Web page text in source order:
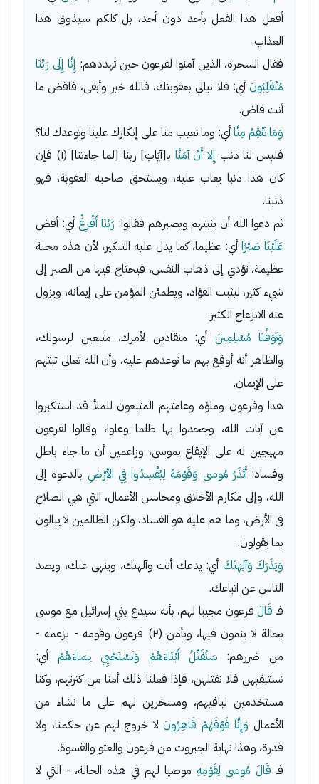
أفعل هذا الفعل بأحد دون أحد، بل كلكم سيذوق هذا
العذاب.
فقال السحرة، الذين آمنوا لفرعون حين تهددهم: إِنَّا إِلَى رَبِّنَا
مُنْقَلِبُونَ أي: فلا نبالي بعقوبتك، فالله خير وأبقى، فاقض ما
أنت قاض.
وَمَا تَنْقِمُ مِنَّاأي: وما تعيب منا على إنكارك علينا وتوعدك لنا؟
فليس لنا ذنب إِلا أَنْ آمَنَّا
بـ[آيَاتِ] ربنا [لما جاءتنا] (١) فإن
كان هذا ذنبا يعاب عليه، ويستحق صاحبه العقوبة، فهو
ذنبنا.
ثم دعوا الله أن يثبتهم ويصبرهم فقالوا: رَبَّنَا أَفْرِغْ أي: أفض
عَلَيْنَا صَبْرًا أي: عظيما، كما يدل عليه التنكير، لأن هذه محنة
عظيمة، تؤدي إلى ذهاب النفس، فيحتاج فيها من الصبر إلى
شيء كثير، ليثبت الفؤاد، ويطمئن المؤمن على إيمانه، ويزول
عنه الانزعاج الكثير.
وَتَوَفَّنَا مُسْلِمِينَ أي: منقادين لأمرك، متبعين لرسولك،
والظاهر أنه أوقع بهم ما توعدهم عليه، وأن الله تعالى ثبتهم
على الإيمان.
هذا وفرعون وملؤه وعامتهم المتبعون للملأ قد استكبروا
عن آيات الله، وجحدوا بها ظلما وعلوا، وقالوا لفرعون
مهيجين له على الإيقاع بموسى، وزاعمين أن ما جاء باطل
وفساد:أَتَذَرُ مُوسَى وَقَوْمَهُ لِيُفْسِدُوا فِي الأرْضِ بالدعوة إلى
الله، وإلى مكارم الأخلاق ومحاسن الأعمال، التي هي الصلاح
في الأرض، وما هم عليه هو الفساد، ولكن الظالمين لا يبالون
بما يقولون.
وَيَذَرَكَ وَآلِهَتَكَ أي: يدعك أنت وآلهتك، وينهى عنك، ويصد
الناس عن اتباعك.
فـ قَالَفرعون مجيبا لهم، بأنه سيدع بني إسرائيل مع موسى
بحالة لا ينمون فيها، ويأمن (٢) فرعون وقومه - بزعمه -
من ضررهم: سَنُقَتِّلُ أَبْنَاءَهُمْ وَنَسْتَحْيِي نِسَاءَهُمْ أي:
نستبقيهن فلا نقتلهن، فإذا فعلنا ذلك أمنا من كثرتهم، وكنا
مستخدمين لباقيهم، ومسخرين لهم على ما نشاء من
الأعمال وَإِنَّا فَوْقَهُمْ قَاهِرُونَلا خروج لهم عن حكمنا، ولا
قدرة، وهذا نهاية الجبروت من فرعون والعتو والقسوة.
فـ قَالَ مُوسَى لِقَوْمِهِ موصيا لهم في هذه الحالة، - التي لا